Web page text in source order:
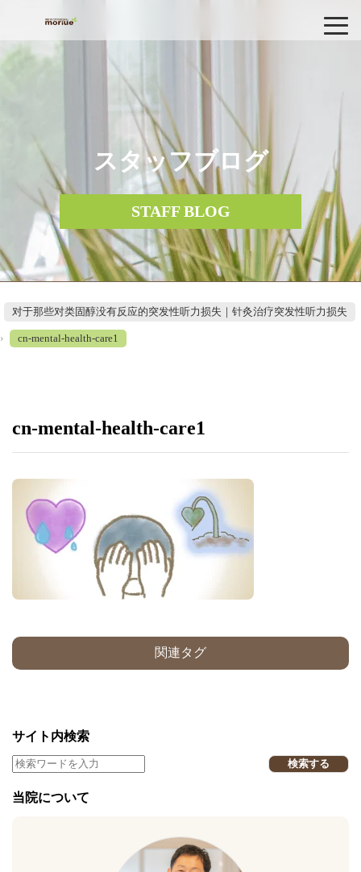
スタッフブログ
STAFF BLOG
对于那些对类固醇没有反应的突发性听力损失｜针灸治疗突发性听力损失
› cn-mental-health-care1
cn-mental-health-care1
関連タグ
サイト内検索
検索する
当院について